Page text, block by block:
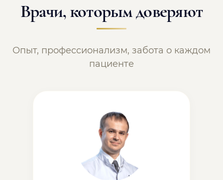
Врачи, которым доверяют
Опыт, профессионализм, забота о каждом
пациенте